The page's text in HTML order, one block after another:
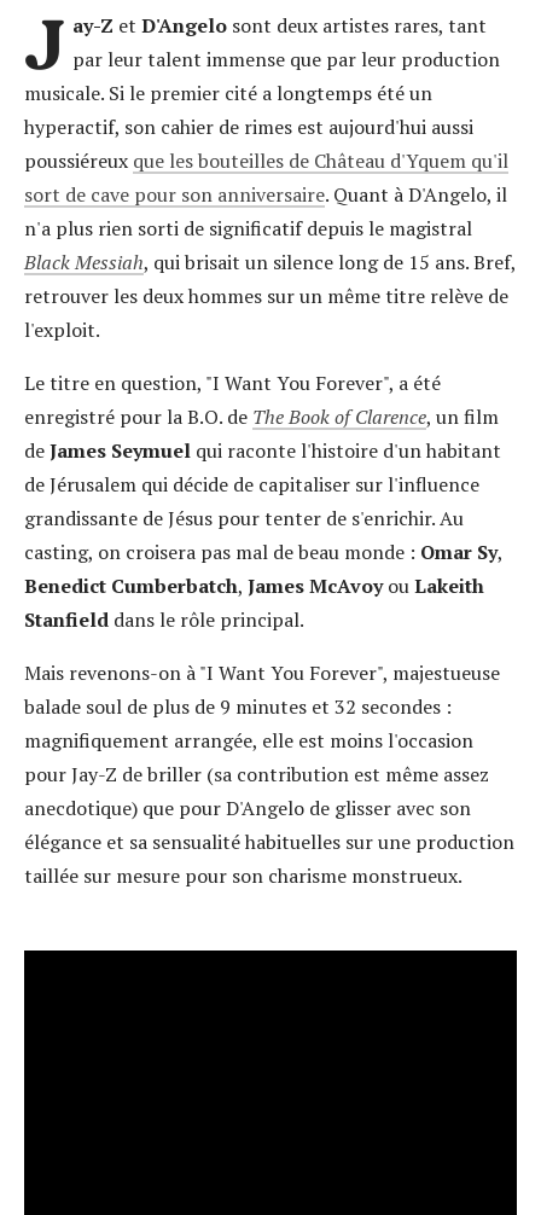
J ay-Z et D'Angelo sont deux artistes rares, tant
par leur talent immense que par leur production
musicale. Si le premier cité a longtemps été un
hyperactif, son cahier de rimes est aujourd'hui aussi
poussiéreux que les bouteilles de Château d'Yquem qu'il
sort de cave pour son anniversaire. Quant à D'Angelo, il
n'a plus rien sorti de significatif depuis le magistral
Black Messiah, qui brisait un silence long de 15 ans. Bref,
retrouver les deux hommes sur un même titre relève de
l'exploit.
Le titre en question, "I Want You Forever", a été
enregistré pour la B.O. de The Book of Clarence, un film
deJames Seymuel qui raconte l'histoire d'un habitant
de Jérusalem qui décide de capitaliser sur l'influence
grandissante de Jésus pour tenter de s'enrichir. Au
casting, on croisera pas mal de beau monde : Omar Sy,
Benedict Cumberbatch, James McAvoyouLakeith
Stanfield dans le rôle principal.
Mais revenons-on à "I Want You Forever", majestueuse
balade soul de plus de 9 minutes et 32 secondes :
magnifiquement arrangée, elle est moins l'occasion
pour Jay-Z de briller (sa contribution est même assez
anecdotique) que pour D'Angelo de glisser avec son
élégance et sa sensualité habituelles sur une production
taillée sur mesure pour son charisme monstrueux.